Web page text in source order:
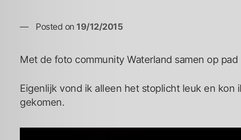
Posted on 19/12/2015
Met de foto community Waterland samen op
Eigenlijk vond ik alleen het stoplicht leuk en
gekomen.